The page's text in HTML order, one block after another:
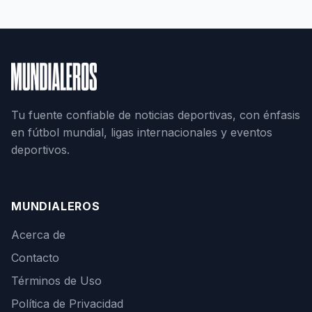
Tu fuente confiable de noticias deportivas, con énfasis
en fútbol mundial, ligas internacionales y eventos
deportivos.
MUNDIALEROS
Acerca de
Contacto
Términos de Uso
Política de Privacidad